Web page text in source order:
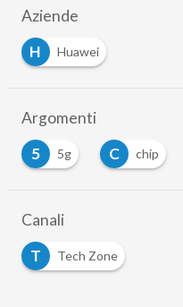
Aziende
H
Huawei
Argomenti
5
5g C chip
Canali
T
Tech Zone